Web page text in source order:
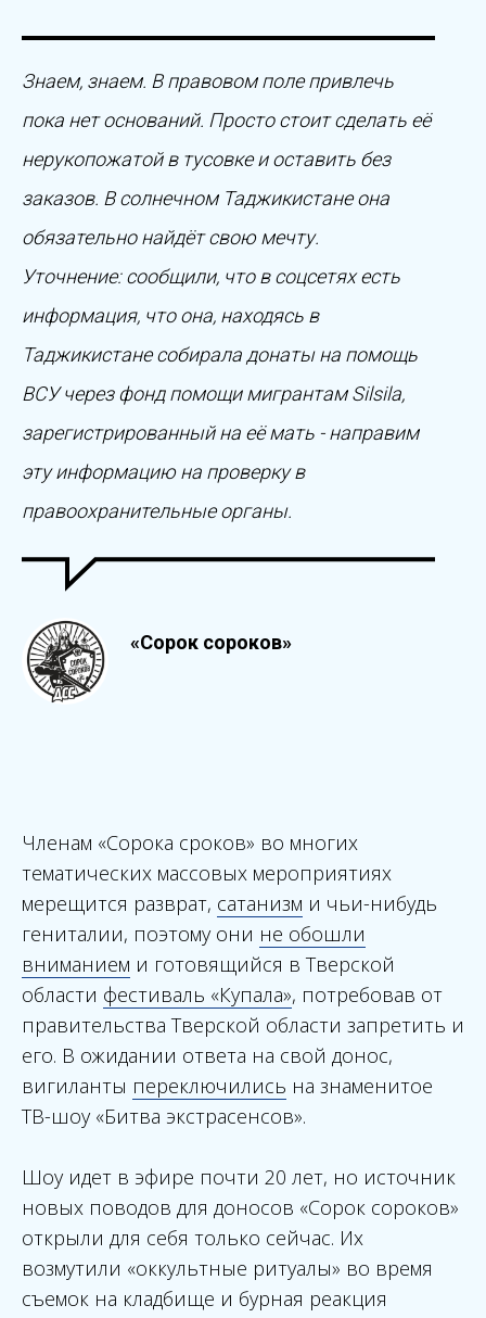
Знаем, знаем. В правовом поле привлечь
пока нет оснований. Просто стоит сделать её
нерукопожатой в тусовке и оставить без
заказов. В солнечном Таджикистане она
обязательно найдёт свою мечту.
Уточнение: сообщили, что в соцсетях есть
информация, что она, находясь в
Таджикистане собирала донаты на помощь
ВСУ через фонд помощи мигрантам Silsila,
зарегистрированный на её мать - направим
эту информацию на проверку в
правоохранительные органы.
«Сорок сороков»
Членам «Сорока сроков» во многих
тематических массовых мероприятиях
мерещится разврат, сатанизм и чьи-нибудь
гениталии, поэтому они не обошли
вниманием и готовящийся в Тверской
области фестиваль «Купала», потребовав от
правительства Тверской области запретить и
его. В ожидании ответа на свой донос,
вигиланты переключились на знаменитое
ТВ-шоу «Битва экстрасенсов».
Шоу идет в эфире почти 20 лет, но источник
новых поводов для доносов «Сорок сороков»
открыли для себя только сейчас. Их
возмутили «оккультные ритуалы» во время
съемок на кладбище и бурная реакция